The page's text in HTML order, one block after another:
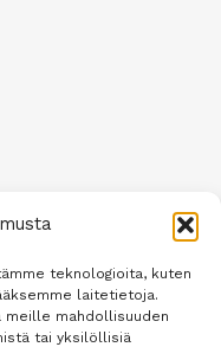
teknologioita, kuten
laitetietoja.
meille mahdollisuuden
tai yksilöllisiä